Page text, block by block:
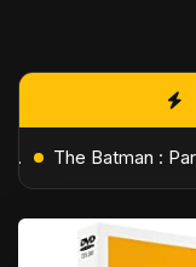
L'Âge de Glace : Le Réveil du Volcan – Manny, Sid et Diego de retour pour une aventure explosive